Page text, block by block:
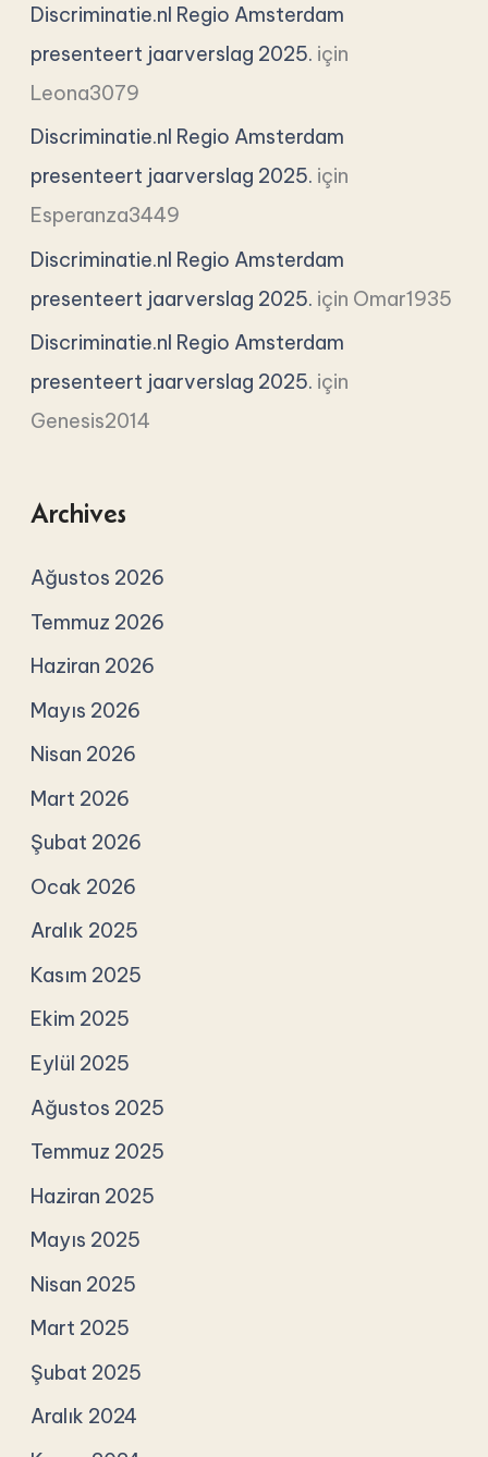
Discriminatie.nl Regio Amsterdam
presenteert jaarverslag 2025. için
Leona3079
Discriminatie.nl Regio Amsterdam
presenteert jaarverslag 2025. için
Esperanza3449
Discriminatie.nl Regio Amsterdam
presenteert jaarverslag 2025. için Omar1935
Discriminatie.nl Regio Amsterdam
presenteert jaarverslag 2025. için
Genesis2014
Archives
Ağustos 2026
Temmuz 2026
Haziran 2026
Mayıs 2026
Nisan 2026
Mart 2026
Şubat 2026
Ocak 2026
Aralık 2025
Kasım 2025
Ekim 2025
Eylül 2025
Ağustos 2025
Temmuz 2025
Haziran 2025
Mayıs 2025
Nisan 2025
Mart 2025
Şubat 2025
Aralık 2024